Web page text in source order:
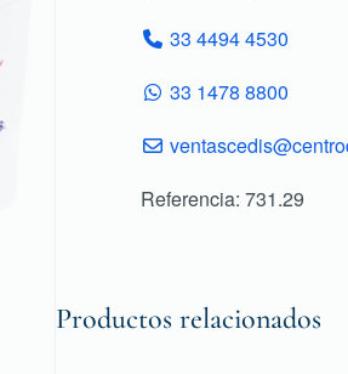
33 4494 4530
33 1478 8800
Referencia: 731.29
Productos relacionados